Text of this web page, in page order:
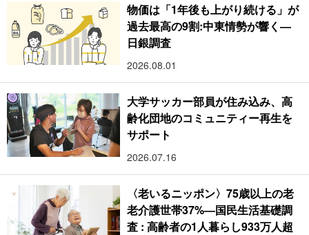
物価は「1年後も上がり続ける」が
過去最高の9割:中東情勢が響く―
日銀調査
2026.08.01
大学サッカー部員が住み込み、高
齢化団地のコミュニティー再生を
サポート
2026.07.16
〈老いるニッポン〉75歳以上の老
老介護世帯37%―国民生活基礎調
査 : 高齢者の1人暮らし933万人超